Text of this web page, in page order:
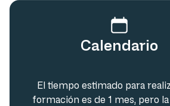
Calendario
El tiempo estimado para
formación es de 1 mes, pero